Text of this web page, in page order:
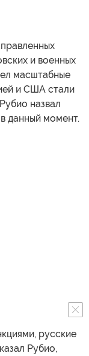
и военных
масштабные
и США стали
назвал
данный момент.
русские
Рубио,